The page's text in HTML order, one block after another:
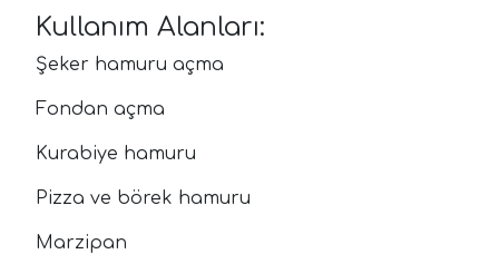
Kullanım Alanları:
Şeker hamuru açma
Fondan açma
Kurabiye hamuru
Pizza ve börek hamuru
Marzipan